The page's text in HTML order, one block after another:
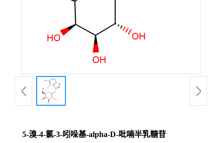
5-溴-4-氯-3-吲哚基-alpha-D-吡喃半乳糖苷